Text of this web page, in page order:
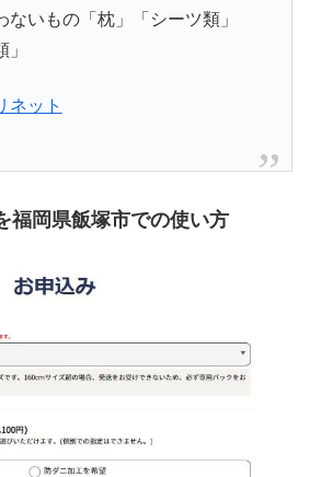
ないもの「枕」「シーツ類」
ネット
福岡県飯塚市での使い方